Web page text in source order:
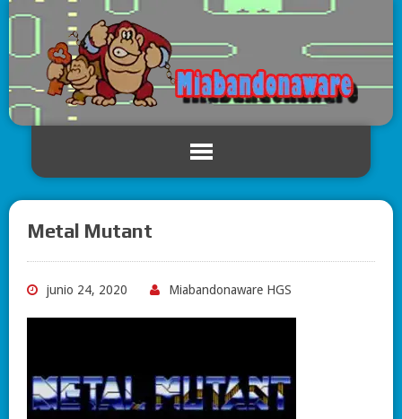
Metal Mutant
junio 24, 2020 Miabandonaware HGS